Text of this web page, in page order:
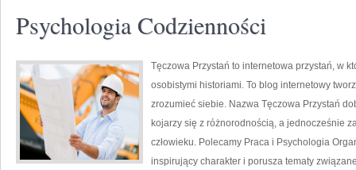
Psychologia Codzienności
Tęczowa Przystań to internetowa przystań, w
osobistymi historiami. To blog internetowy
zrozumieć siebie. Nazwa Tęczowa Przystań
kojarzy się z różnorodnością, a jednocześnie
człowieku. Polecamy Praca i Psychologia
inspirujący charakter i porusza tematy